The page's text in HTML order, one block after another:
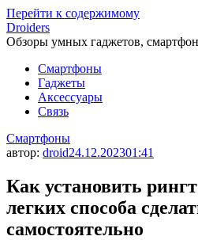
Перейти к содержимому
Droiders
Обзоры умных гаджетов,
Смартфоны
Гаджеты
Аксессуары
Связь
Смартфоны
автор: droid24.12.202301:41
Как установить
легких способа
самостоятельно